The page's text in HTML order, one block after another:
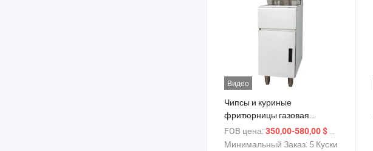
Видео
Чипсы и куриные
фритюрницы газовая
фритюрница с двумя
корзинами
FOB цена:350,00-580,00 $ / шт.
Минимальный Заказ: 5 Куски